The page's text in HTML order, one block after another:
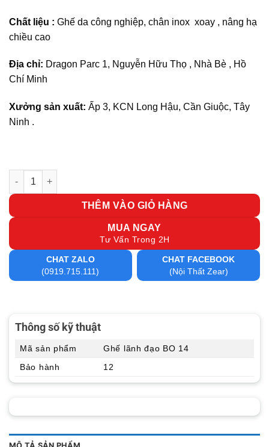
Chất liệu : Ghế da công nghiệp, chân inox xoay , nâng hạ
chiều cao
Địa chỉ: Dragon Parc 1, Nguyễn Hữu Thọ , Nhà Bè , Hồ
Chí Minh
Xưởng sản xuất: Ấp 3, KCN Long Hậu, Cần Giuộc, Tây
Ninh .
Ghế lãnh đạo BO 14 số lượng
THÊM VÀO GIỎ HÀNG
MUA NGAY
Tư Vấn Trong 2H
CHAT ZALO
(0919.715.111)
CHAT FACEBOOK
(Nội Thất Zear)
Thông số kỹ thuật
Mã sản phẩm
Ghế lãnh đạo BO 14
Bảo hành
12